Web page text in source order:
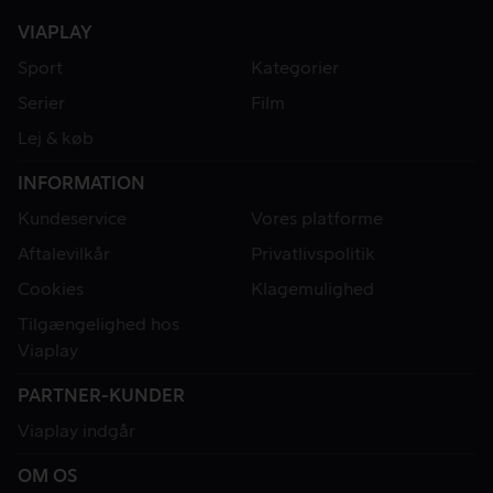
VIAPLAY
Sport
Kategorier
Serier
Film
Lej & køb
INFORMATION
Kundeservice
Vores platforme
Aftalevilkår
Privatlivspolitik
Cookies
Klagemulighed
Tilgængelighed hos
Viaplay
PARTNER-KUNDER
Viaplay indgår
OM OS